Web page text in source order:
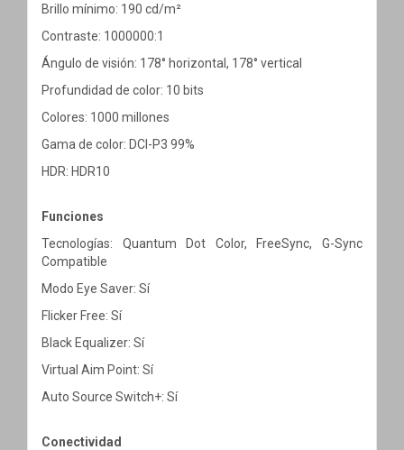
Brillo mínimo: 190 cd/m²
Contraste: 1000000:1
Ángulo de visión: 178° horizontal, 178° vertical
Profundidad de color: 10 bits
Colores: 1000 millones
Gama de color: DCI-P3 99%
HDR: HDR10
Funciones
Tecnologías: Quantum Dot Color, FreeSync, G-Sync
Compatible
Modo Eye Saver: Sí
Flicker Free: Sí
Black Equalizer: Sí
Virtual Aim Point: Sí
Auto Source Switch+: Sí
Conectividad